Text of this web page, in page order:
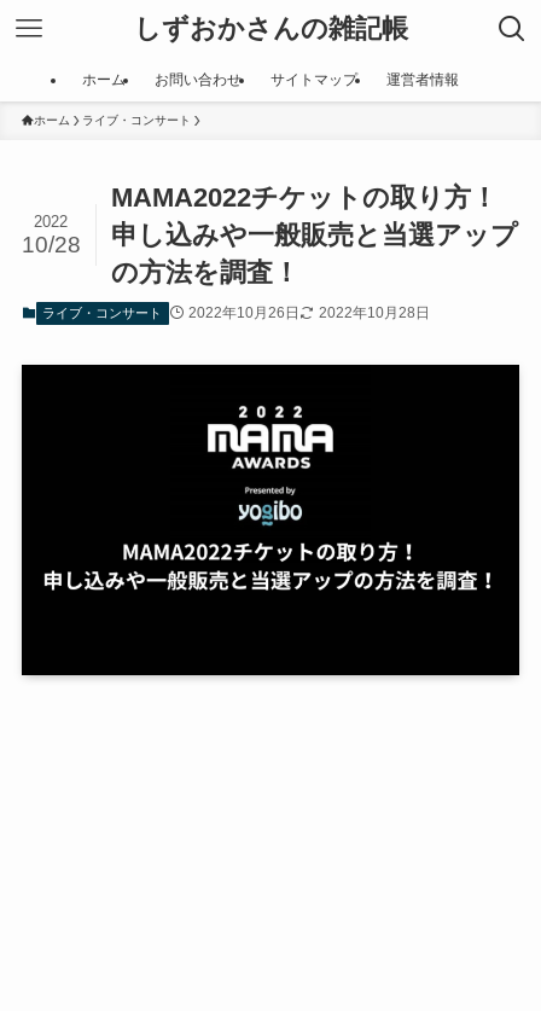
しずおかさんの雑記帳
ホーム お問い合わせ サイトマップ 運営者情報
ホーム ライブ・コンサート
MAMA2022チケットの取り方！
申し込みや一般販売と当選アップ
の方法を調査！
2022
10/28
ライブ・コンサート 2022年10月26日 2022年10月28日